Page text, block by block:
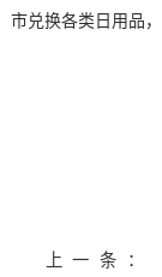
市兑换各类日用品
上一条：